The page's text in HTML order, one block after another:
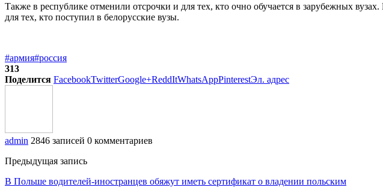
Также в республике отменили отсрочки и для тех, кто очно обучается в зарубежных
для тех, кто поступил в белорусские вузы.
#армия#россия
313
Поделится FacebookTwitterGoogle+ReddItWhatsAppPinterestЭл. адрес
admin 2846 записей 0 комментариев
Предыдущая запись
В Польше водителей-иностранцев обяжут иметь сертификат о владении польским